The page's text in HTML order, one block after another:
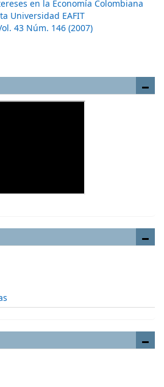
en la Economía Colombiana
Universidad EAFIT
43 Núm. 146 (2007)